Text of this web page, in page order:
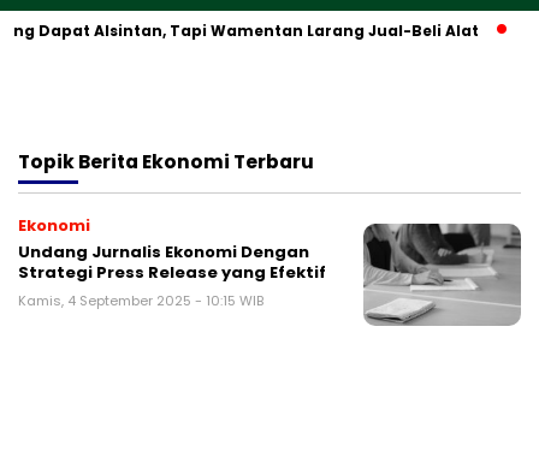
Dapat Alsintan, Tapi Wamentan Larang Jual-Beli Alat
TopikBerita Ekonomi Terbaru
Ekonomi
Undang Jurnalis Ekonomi Dengan
Strategi Press Release yang Efektif
Kamis, 4 September 2025 - 10:15 WIB